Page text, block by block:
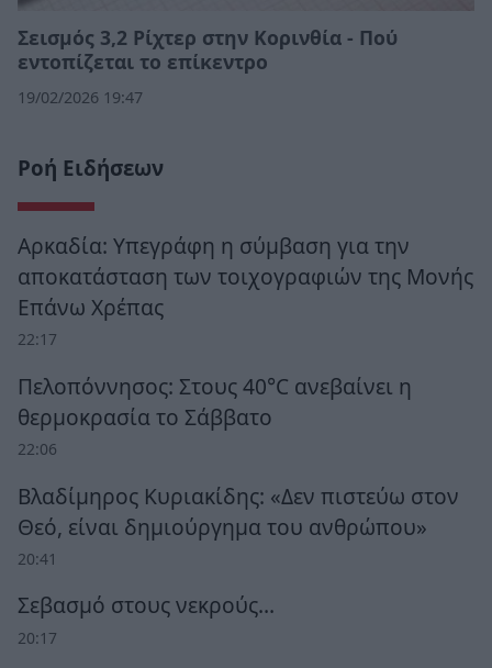
Σεισμός 3,2 Ρίχτερ στην Κορινθία - Πού
εντοπίζεται το επίκεντρο
19/02/2026 19:47
Ροή Ειδήσεων
Αρκαδία: Υπεγράφη η σύμβαση για την
αποκατάσταση των τοιχογραφιών της Μονής
Επάνω Χρέπας
22:17
Πελοπόννησος: Στους 40°C ανεβαίνει η
θερμοκρασία το Σάββατο
22:06
Βλαδίμηρος Κυριακίδης: «Δεν πιστεύω στον
Θεό, είναι δημιούργημα του ανθρώπου»
20:41
Σεβασμό στους νεκρούς…
20:17